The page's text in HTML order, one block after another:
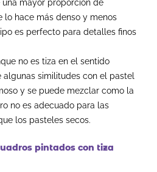
una mayor proporción de
lo hace más denso y menos
es perfecto para detalles finos
no es tiza en el sentido
similitudes con el pastel
y se puede mezclar como la
no es adecuado para las
los pasteles secos.
pintados con tiza